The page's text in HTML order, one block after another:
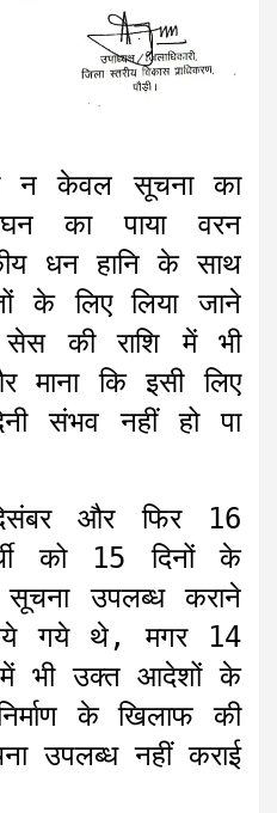
न केवल सूचना का
का पाया वरन
धन हानि के साथ
के लिए लिया जाने
सेस की राशि में भी
माना कि इसी लिए
संभव नहीं हो पा
और फिर 16
को 15 दिनों के
उपलब्ध कराने
गये थे, मगर 14
भी उक्त आदेशों के
के खिलाफ की
उपलब्ध नहीं कराई